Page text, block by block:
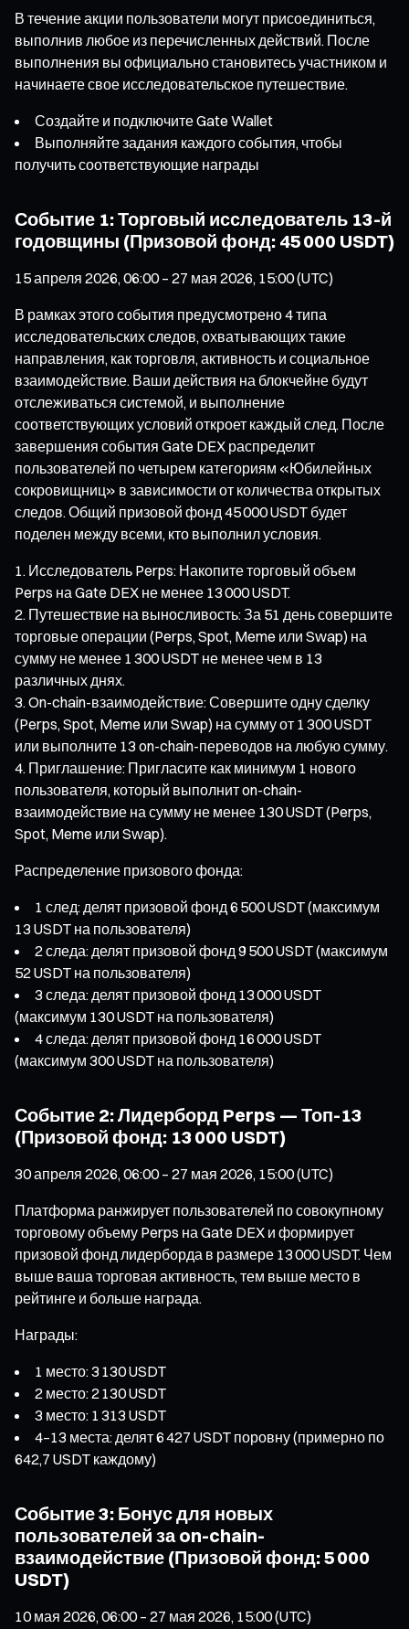
В течение акции пользователи могут присоединиться,
выполнив любое из перечисленных действий. После
выполнения вы официально становитесь участником и
начинаете свое исследовательское путешествие.
Создайте и подключите Gate Wallet
Выполняйте задания каждого события, чтобы
получить соответствующие награды
Событие 1: Торговый исследователь 13-й
годовщины (Призовой фонд: 45 000 USDT)
15 апреля 2026, 06:00 – 27 мая 2026, 15:00 (UTC)
В рамках этого события предусмотрено 4 типа
исследовательских следов, охватывающих такие
направления, как торговля, активность и социальное
взаимодействие. Ваши действия на блокчейне будут
отслеживаться системой, и выполнение
соответствующих условий откроет каждый след. После
завершения события Gate DEX распределит
пользователей по четырем категориям «Юбилейных
сокровищниц» в зависимости от количества открытых
следов. Общий призовой фонд 45 000 USDT будет
поделен между всеми, кто выполнил условия.
Исследователь Perps: Накопите торговый объем
Perps на Gate DEX не менее 13 000 USDT.
Путешествие на выносливость: За 51 день совершите
торговые операции (Perps, Spot, Meme или Swap) на
сумму не менее 1 300 USDT не менее чем в 13
различных днях.
On-chain-взаимодействие: Совершите одну сделку
(Perps, Spot, Meme или Swap) на сумму от 1 300 USDT
или выполните 13 on-chain-переводов на любую сумму.
Приглашение: Пригласите как минимум 1 нового
пользователя, который выполнит on-chain-
взаимодействие на сумму не менее 130 USDT (Perps,
Spot, Meme или Swap).
Распределение призового фонда:
1 след: делят призовой фонд 6 500 USDT (максимум
13 USDT на пользователя)
2 следа: делят призовой фонд 9 500 USDT (максимум
52 USDT на пользователя)
3 следа: делят призовой фонд 13 000 USDT
(максимум 130 USDT на пользователя)
4 следа: делят призовой фонд 16 000 USDT
(максимум 300 USDT на пользователя)
Событие 2: Лидерборд Perps — Топ-13
(Призовой фонд: 13 000 USDT)
30 апреля 2026, 06:00 – 27 мая 2026, 15:00 (UTC)
Платформа ранжирует пользователей по совокупному
торговому объему Perps на Gate DEX и формирует
призовой фонд лидерборда в размере 13 000 USDT. Чем
выше ваша торговая активность, тем выше место в
рейтинге и больше награда.
Награды:
1 место: 3 130 USDT
2 место: 2 130 USDT
3 место: 1 313 USDT
4–13 места: делят 6 427 USDT поровну (примерно по
642,7 USDT каждому)
Событие 3: Бонус для новых
пользователей за on-chain-
взаимодействие (Призовой фонд: 5 000
USDT)
10 мая 2026, 06:00 – 27 мая 2026, 15:00 (UTC)